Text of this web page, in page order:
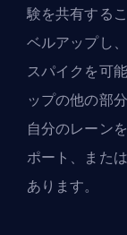
験を共有する
ベルアップし
スパイクを可
ップの他の部
自分のレーン
ポート、また
あります。